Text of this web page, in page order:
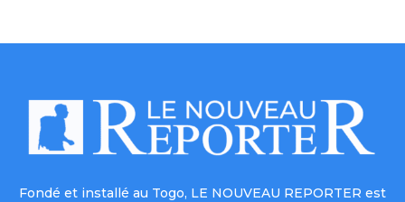
Fondé et installé au Togo, LE NOUVEAU REPORTER est